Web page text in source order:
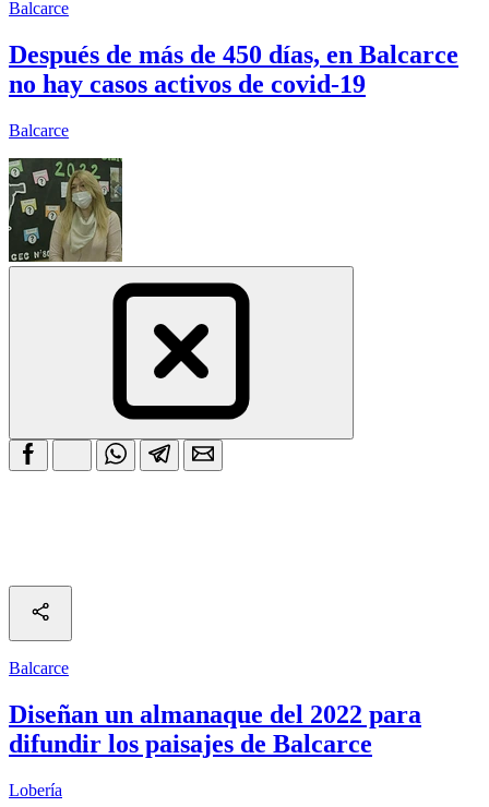
Balcarce
Después de más de 450 días, en Balcarce
no hay casos activos de covid-19
Balcarce
Balcarce
Diseñan un almanaque del 2022 para
difundir los paisajes de Balcarce
Lobería